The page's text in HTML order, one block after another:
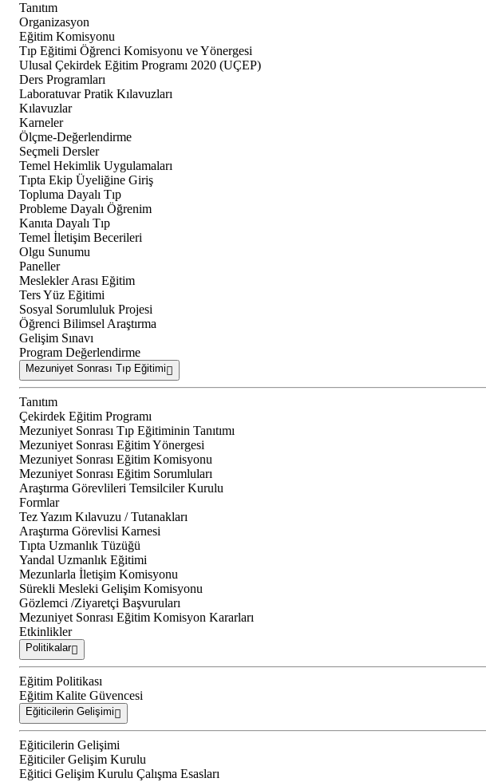
Tanıtım
Organizasyon
Eğitim Komisyonu
Tıp Eğitimi Öğrenci Komisyonu ve Yönergesi
Ulusal Çekirdek Eğitim Programı 2020 (UÇEP)
Ders Programları
Laboratuvar Pratik Kılavuzları
Kılavuzlar
Karneler
Ölçme-Değerlendirme
Seçmeli Dersler
Temel Hekimlik Uygulamaları
Tıpta Ekip Üyeliğine Giriş
Topluma Dayalı Tıp
Probleme Dayalı Öğrenim
Kanıta Dayalı Tıp
Temel İletişim Becerileri
Olgu Sunumu
Paneller
Meslekler Arası Eğitim
Ters Yüz Eğitimi
Sosyal Sorumluluk Projesi
Öğrenci Bilimsel Araştırma
Gelişim Sınavı
Program Değerlendirme
Mezuniyet Sonrası Tıp Eğitimi
Tanıtım
Çekirdek Eğitim Programı
Mezuniyet Sonrası Tıp Eğitiminin Tanıtımı
Mezuniyet Sonrası Eğitim Yönergesi
Mezuniyet Sonrası Eğitim Komisyonu
Mezuniyet Sonrası Eğitim Sorumluları
Araştırma Görevlileri Temsilciler Kurulu
Formlar
Tez Yazım Kılavuzu / Tutanakları
Araştırma Görevlisi Karnesi
Tıpta Uzmanlık Tüzüğü
Yandal Uzmanlık Eğitimi
Mezunlarla İletişim Komisyonu
Sürekli Mesleki Gelişim Komisyonu
Gözlemci /Ziyaretçi Başvuruları
Mezuniyet Sonrası Eğitim Komisyon Kararları
Etkinlikler
Politikalar
Eğitim Politikası
Eğitim Kalite Güvencesi
Eğiticilerin Gelişimi
Eğiticilerin Gelişimi
Eğiticiler Gelişim Kurulu
Eğitici Gelişim Kurulu Çalışma Esasları